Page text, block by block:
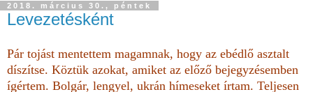
2018. március 30., péntek
Levezetésként
Pár tojást mentettem magamnak, hogy az ebédlő asztalt
díszítse. Köztük azokat, amiket az előző bejegyzésemben
ígértem. Bolgár, lengyel, ukrán hímeseket írtam. Teljesen